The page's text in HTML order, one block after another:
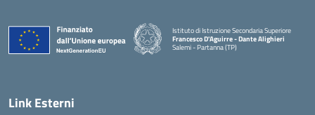
Istituto di Istruzione Secondaria Superiore
Francesco D'Aguirre - Dante Alighieri
Salemi - Partanna (TP)
Link Esterni